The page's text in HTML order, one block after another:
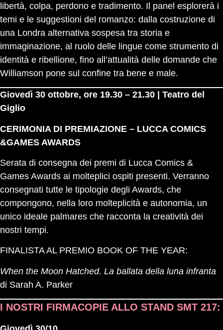
libertà, colpa, perdono e tradimento. Il panel esplorerà i
temi e le suggestioni del romanzo: dalla costruzione di
una Londra alternativa sospesa tra storia e
immaginazione, al ruolo delle lingue come strumento di
identità e ribellione, fino all’attualità delle domande che
Williamson pone sul confine tra bene e male.
Giovedì 30 ottobre, ore 19.30 – 21.30 | Teatro del
Giglio
CERIMONIA DI PREMIAZIONE – LUCCA COMICS
&GAMES AWARDS
Serata di consegna dei premi di Lucca Comics &
Games Awards ai molteplici ospiti presenti. Verranno
consegnati tutte le tipologie degli Awards, che
compongono, nella loro molteplicità e autonomia, un
unico ideale palmares che racconta la creatività dei
nostri tempi.
FINALISTA AL PREMIO BOOK OF THE YEAR:
When the Moon Hatched. La ballata della luna infranta
di Sarah A. Parker
I NOSTRI FIRMACOPIE ALLO STAND SMT 217: